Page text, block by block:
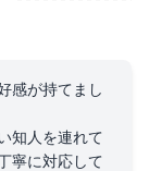
感が持てまし
知人を連れて
寧に対応して